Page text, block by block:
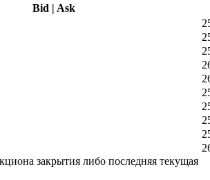
Bid | Ask
закрытия либо последняя текущая